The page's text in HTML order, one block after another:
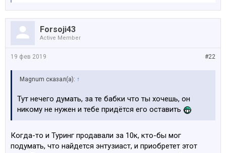
Forsoji43
Active Member
#22
19 фев 2019
Magnum сказал(а): ↑
Тут нечего думать, за те бабки что ты хочешь, он
никому не нужен и тебе придётся его оставить
Когда-то и Туринг продавали за 10к, кто-бы мог
подумать, что найдется энтузиаст, и приобретет этот